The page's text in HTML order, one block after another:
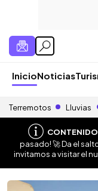
InicioNoticias
Terremotos Lluvias
pasado! 🚀 Da el
invitamos a visitar el